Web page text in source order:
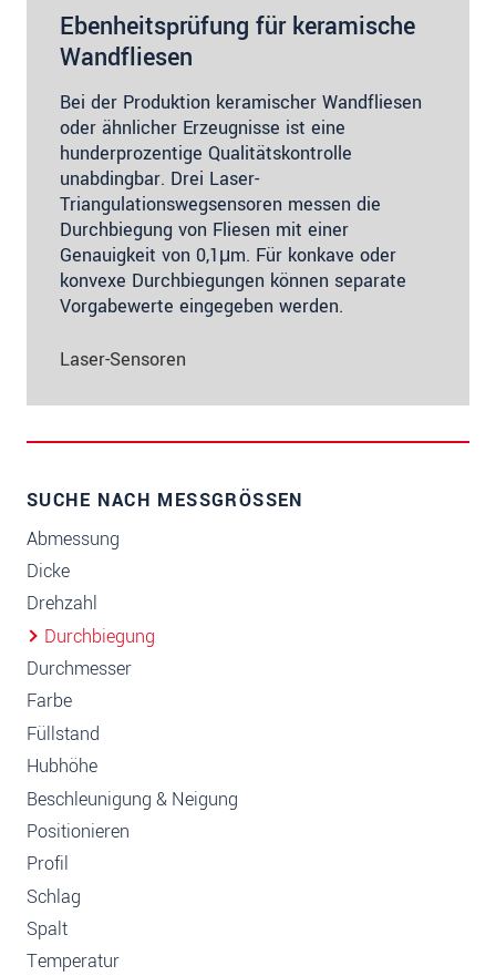
Ebenheitsprüfung für keramische
Wandfliesen
Bei der Produktion keramischer Wandfliesen
oder ähnlicher Erzeugnisse ist eine
hunderprozentige Qualitätskontrolle
unabdingbar. Drei Laser-
Triangulationswegsensoren messen die
Durchbiegung von Fliesen mit einer
Genauigkeit von 0,1μm. Für konkave oder
konvexe Durchbiegungen können separate
Vorgabewerte eingegeben werden.
Laser-Sensoren
SUCHE NACH MESSGRÖSSEN
Abmessung
Dicke
Drehzahl
Durchbiegung
Durchmesser
Farbe
Füllstand
Hubhöhe
Beschleunigung & Neigung
Positionieren
Profil
Schlag
Spalt
Temperatur